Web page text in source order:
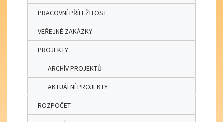
PRACOVNÍ PŘÍLEŽITOST
VEŘEJNÉ ZAKÁZKY
PROJEKTY
ARCHÍV PROJEKTŮ
AKTUÁLNÍ PROJEKTY
ROZPOČET